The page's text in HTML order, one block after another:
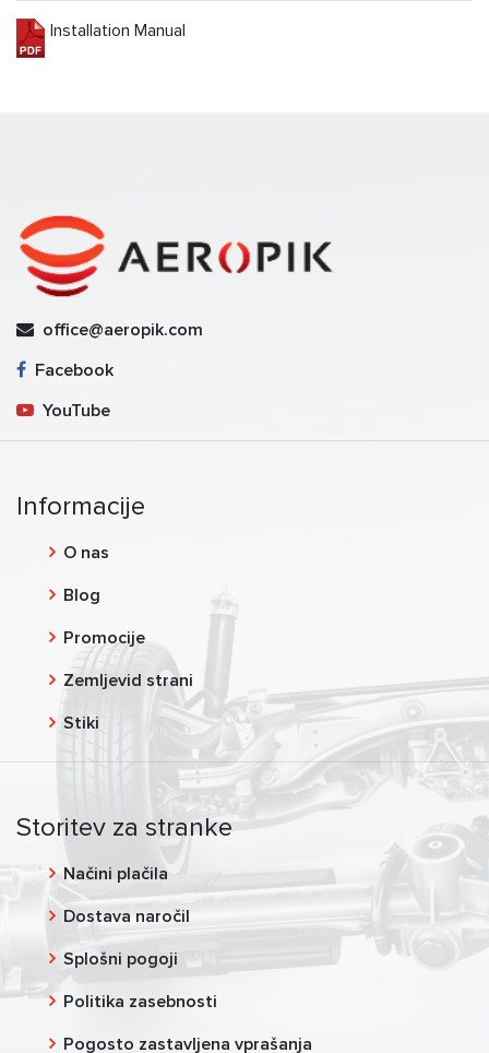
Installation Manual
office@aeropik.com
Facebook
YouTube
Informacije
O nas
Blog
Promocije
Zemljevid strani
Stiki
Storitev za stranke
Načini plačila
Dostava naročil
Splošni pogoji
Politika zasebnosti
Pogosto zastavljena vprašanja